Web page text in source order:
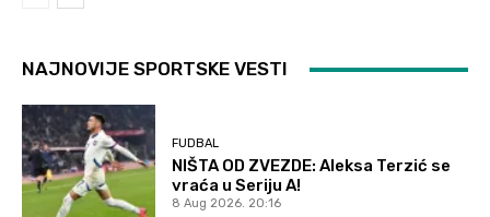
NAJNOVIJE SPORTSKE VESTI
FUDBAL
NIŠTA OD ZVEZDE: Aleksa Terzić se
vraća u Seriju A!
8 Aug 2026. 20:16